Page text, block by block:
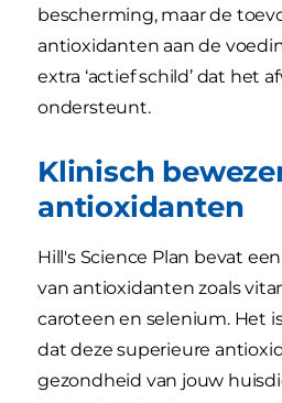
bescherming, maar de
antioxidanten aan de
extra ‘actief schild’ dat het
ondersteunt.
Klinisch
antioxidanten
Hill's Science Plan bevat
van antioxidanten zoals
caroteen en selenium. Het
dat deze superieure
gezondheid van jouw